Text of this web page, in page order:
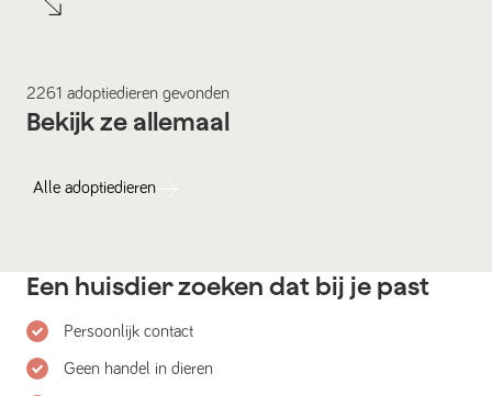
2261 adoptiedieren gevonden
Bekijk ze allemaal
Alle adoptiedieren
Een huisdier zoeken dat bij je past
Persoonlijk contact
Geen handel in dieren